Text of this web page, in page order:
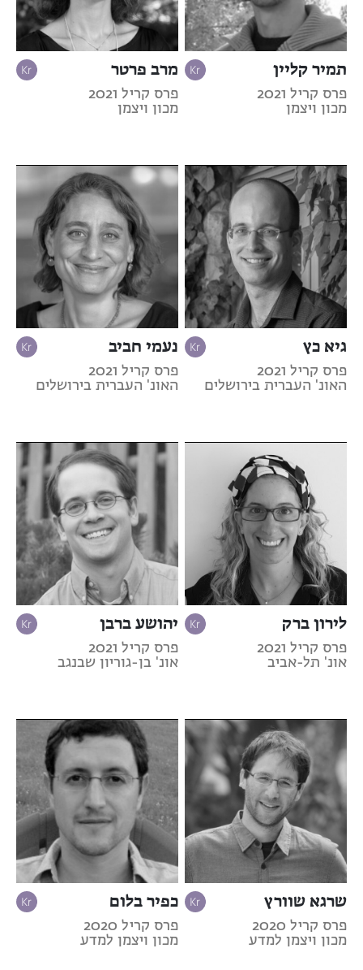
תמיר קליין
פרס קריל 2021
מכון ויצמן
מרב פרטר
פרס קריל 2021
מכון ויצמן
גיא כץ
פרס קריל 2021
האונ' העברית בירושלים
נעמי חביב
פרס קריל 2021
האונ' העברית בירושלים
לירון ברק
פרס קריל 2021
אונ' תל-אביב
יהושע ברבן
פרס קריל 2021
אונ' בן-גוריון שבנגב
שרגא שוורץ
פרס קריל 2020
מכון ויצמן למדע
כפיר בלום
פרס קריל 2020
מכון ויצמן למדע